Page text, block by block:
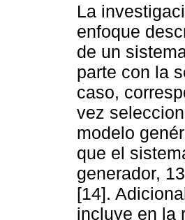
La
enfoque
de un
parte con la
caso,
vez
modelo
que el
generador,
[14].
incluye en la